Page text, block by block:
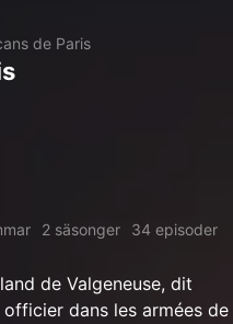
de Paris
2 säsonger 34 episoder
de Valgeneuse, dit
dans les armées de